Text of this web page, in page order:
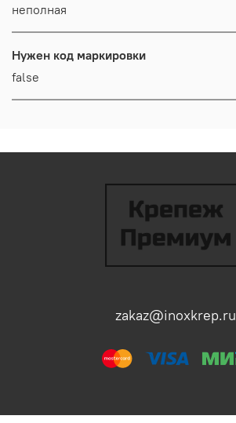
неполная
Нужен код маркировки
false
zakaz@inoxkrep.ru